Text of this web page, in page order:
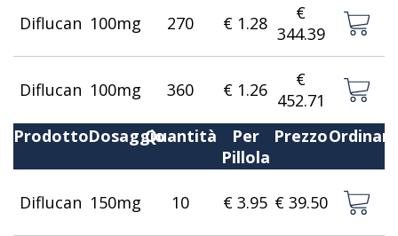
Diflucan 100mg 270 € 1.28
€
344.39
Diflucan 100mg 360 € 1.26
€
452.71
ProdottoDosaggioQuantità
Per
Pillola
Prezzo
Diflucan 150mg 10 € 3.95 € 39.50